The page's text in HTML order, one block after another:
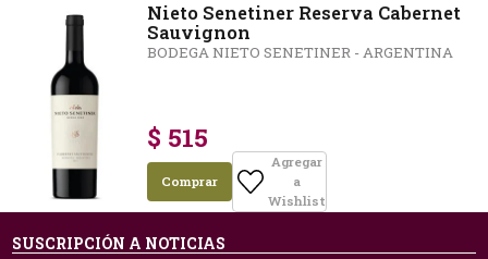
Nieto Senetiner Reserva Cabernet
Sauvignon
BODEGA NIETO SENETINER - ARGENTINA
$ 515
Comprar
Agregar
a
Wishlist
SUSCRIPCIÓN A NOTICIAS